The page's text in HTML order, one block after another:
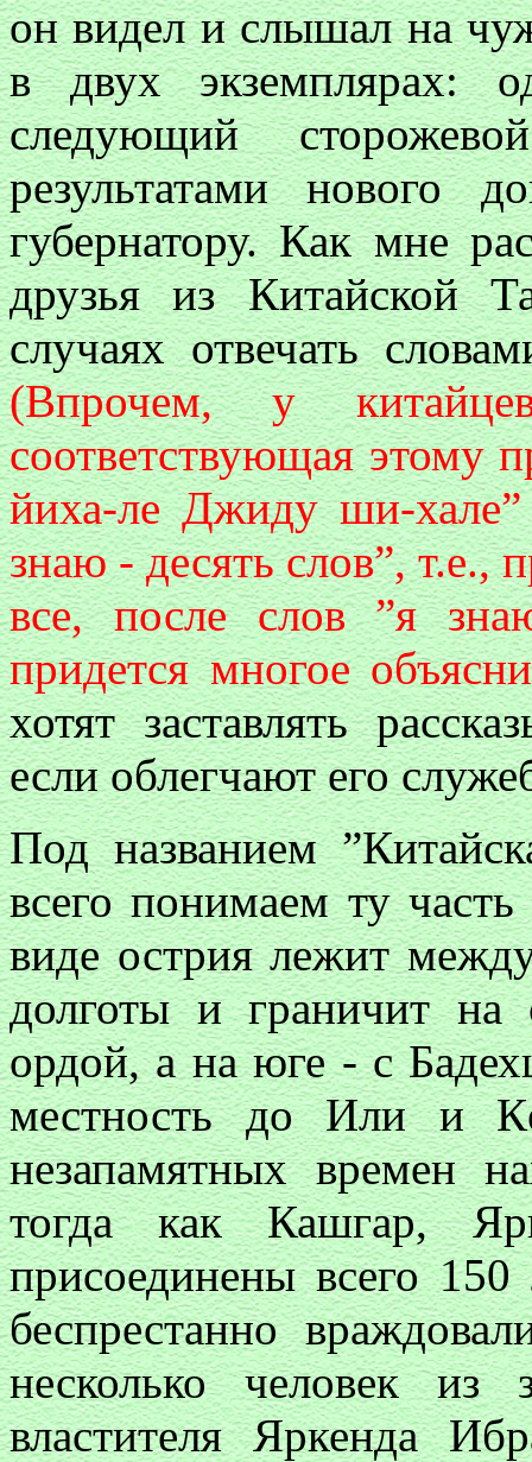
он видел и слышал на
в двух экземплярах:
следующий
результатами нового
губернатору. Как мне
друзья из Китайской
случаях отвечать
(Впрочем, у
соответствующая этому
йиха-ле Джиду ши-
знаю - десять слов”, т.е.,
все, после слов ”я
придется многое
хотят заставлять
если облегчают его
Под названием
всего понимаем ту
виде острия лежит
долготы и граничит на
ордой, а на юге - с
местность до Или и
незапамятных времен
тогда как Кашгар,
присоединены всего
беспрестанно
несколько человек из
властителя Яркенда